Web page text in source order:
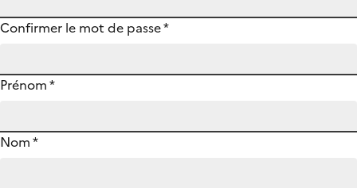
Confirmer le mot de passe*
Prénom*
Nom*